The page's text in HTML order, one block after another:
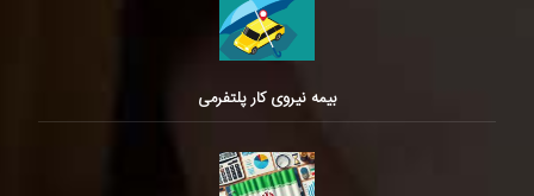
بیمه نیروی کار پلتفرمی